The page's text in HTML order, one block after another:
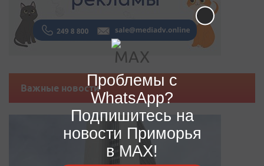
Важные новостиПроблемы с
WhatsApp?
Подпишитесь на
новости Приморья
в MAX!